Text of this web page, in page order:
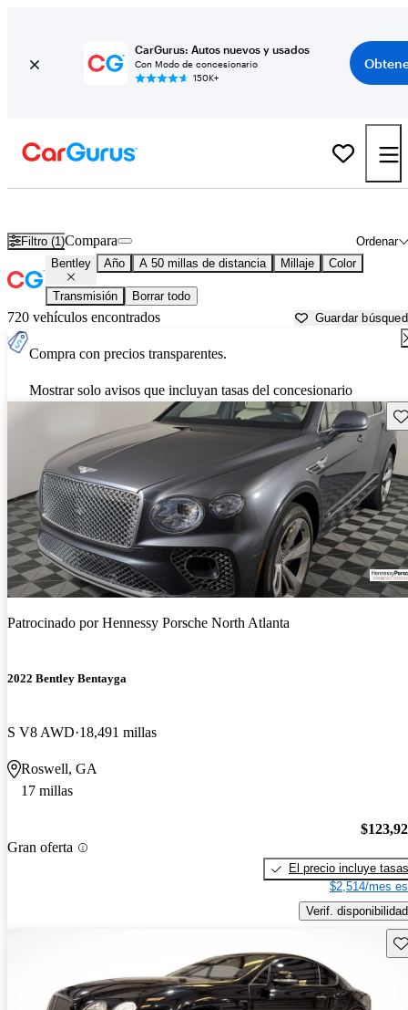
CarGurus: Autos nuevos y usados
Con Modo de concesionario
150K+
Filtro (1) Ordenar
Compara
Bentley Año A 50 millas de distancia Millaje Color
Transmisión Borrar todo
720 vehículos encontrados Guardar
Compra con precios transparentes.
Mostrar solo avisos que incluyan tasas del concesionario
Patrocinado porHennessy Porsche North Atlanta
2022 Bentley Bentayga
S V8 AWD 18,491 millas
Roswell, GA
17 millas
Gran oferta
El precio incluye tasas
$2,514/mes
Verif. disponibilidad